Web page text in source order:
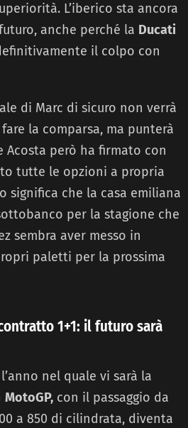
L’iberico sta ancora
anche perché la Ducati
il colpo con
di Marc di sicuro non verrà
la comparsa, ma punterà
Acosta però ha firmato con
tutte le opzioni a propria
significa che la casa emiliana
per la stagione che
sembra aver messo in
paletti per la prossima
1+1: il futuro sarà
nel quale vi sarà la
MotoGP, con il passaggio da
a 850 di cilindrata, diventa